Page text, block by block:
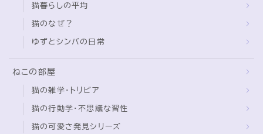
猫と暮らす快適環境づくり
猫と暮らすシニアライフ
ねこの飼い方
行動と心理（ねこの習性、気持ちの読み方）
猫暮らしの平均
猫のなぜ？
ゆずとシンバの日常
ねこの部屋
猫の雑学・トリビア
猫の行動学・不思議な習性
猫の可愛さ発見シリーズ